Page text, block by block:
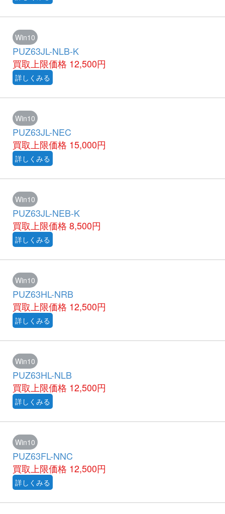
Win10
PUZ63JL-NLB-K
買取上限価格 12,500円
詳しくみる
Win10
PUZ63JL-NEC
買取上限価格 15,000円
詳しくみる
Win10
PUZ63JL-NEB-K
買取上限価格 8,500円
詳しくみる
Win10
PUZ63HL-NRB
買取上限価格 12,500円
詳しくみる
Win10
PUZ63HL-NLB
買取上限価格 12,500円
詳しくみる
Win10
PUZ63FL-NNC
買取上限価格 12,500円
詳しくみる